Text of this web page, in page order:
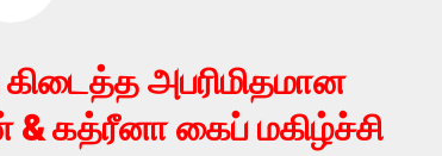
கிடைத்த அபரிமிதமான
கத்ரீனா கைப் மகிழ்ச்சி